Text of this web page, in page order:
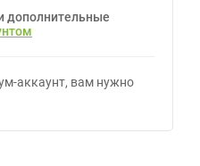
дополнительные
аккаунт, вам нужно